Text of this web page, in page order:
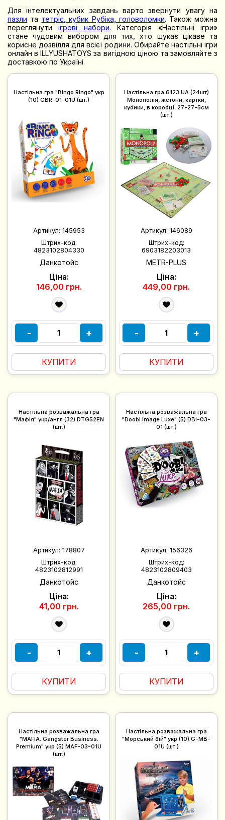
Для інтелектуальних завдань варто звернути увагу на
пазли та тетріс, кубик Рубіка, головоломки. Також можна
переглянутиігрові набори. Категорія «Настільні ігри»
стане чудовим вибором для тих, хто шукає цікаве та
корисне дозвілля для всієї родини. Обирайте настільні ігри
онлайн в ILLYUSHATOYS за вигідною ціною та замовляйте з
доставкою по Україні.
Настільна гра "Bingo Ringo" укр
(10) GBR-01-01U (шт.)
Артикул: 145953
Штрих-код:
4823102804330
Данкотойс
Ціна:
146,00 грн.
- +
КУПИТИ
Настільна гра 6123 UA (24шт)
Монополія, жетони, картки,
кубики, в коробці, 27-27-5см
(шт.)
Артикул: 146089
Штрих-код:
6903182203013
METR-PLUS
Ціна:
449,00 грн.
- +
КУПИТИ
Настільна розважальна гра
"Мафія" укр/англ (32) DTG52EN
(шт.)
Артикул: 178807
Штрих-код:
4823102812991
Данкотойс
Ціна:
41,00 грн.
- +
КУПИТИ
Настільна розважальна гра
"Doobl Image Luxe" (5) DBI-03-
01 (шт.)
Артикул: 156326
Штрих-код:
4823102809403
Данкотойс
Ціна:
265,00 грн.
- +
КУПИТИ
Настільна розважальна гра
"MAFIA. Gangster Business.
Premium" укр (5) MAF-03-01U
(шт.)
Настільна розважальна гра
"Морський бій" укр (10) G-MB-
01U (шт.)